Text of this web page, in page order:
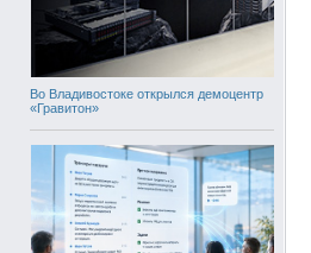
Во Владивостоке открылся демоцентр
«Гравитон»